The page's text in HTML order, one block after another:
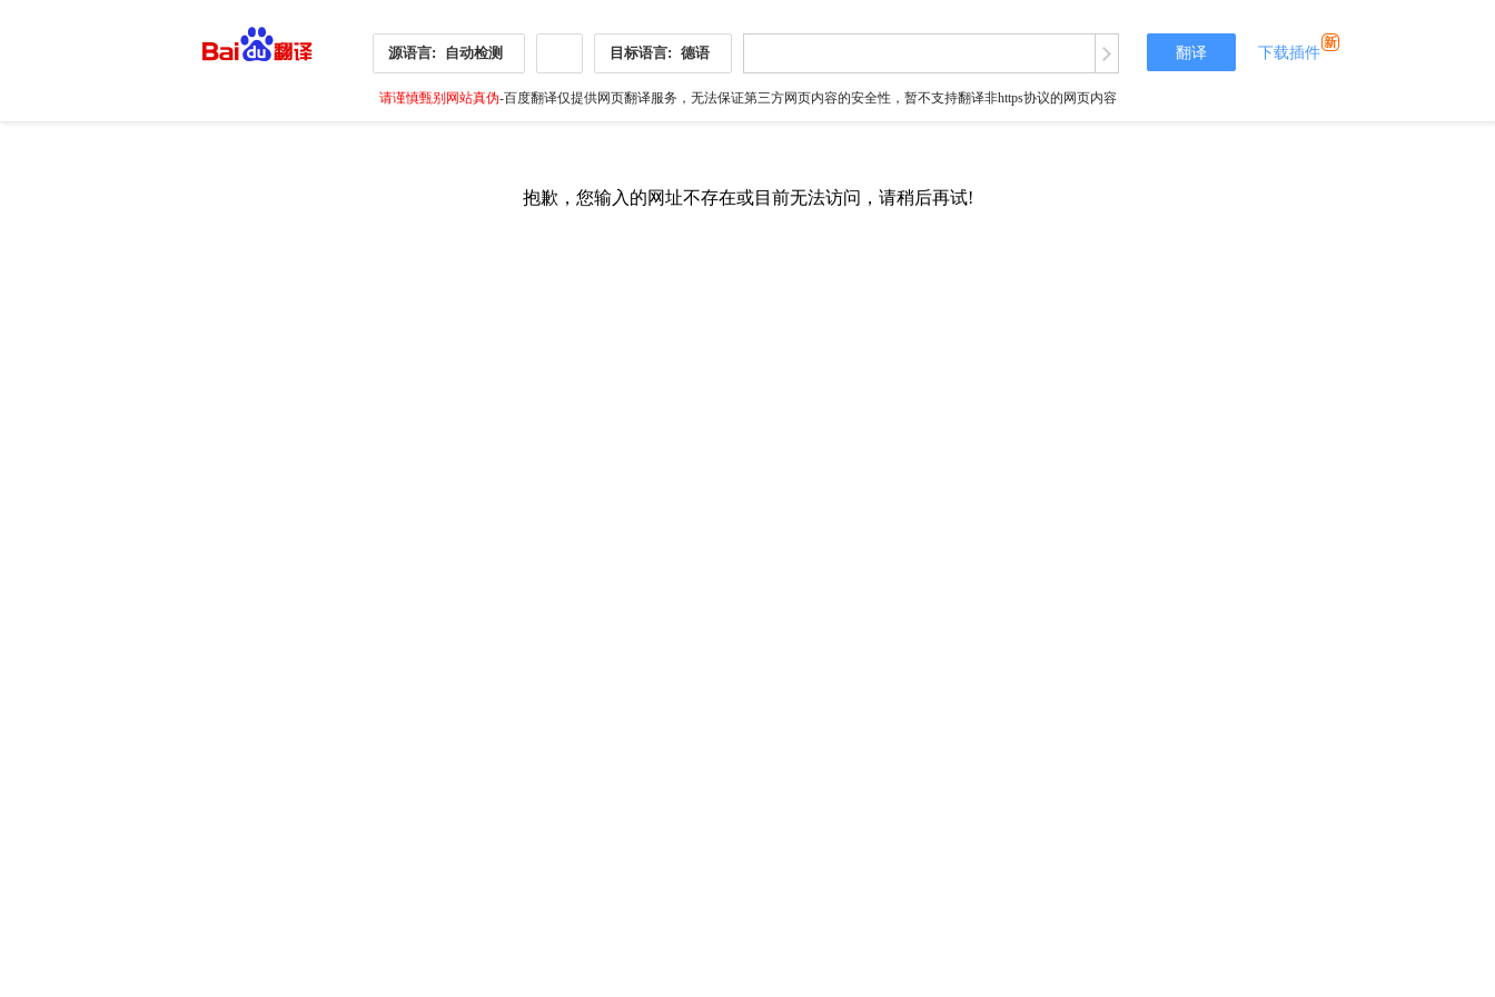
源语言: 自动检测 目标语言: 德语 翻译 下载插件
请谨慎甄别网站真伪-百度翻译仅提供网页翻译服务，无法保证第三方网页内容的安全性，暂不支持翻译非https协议的网页内容